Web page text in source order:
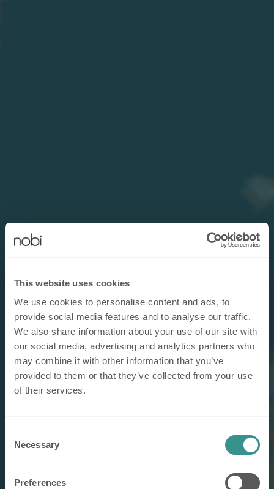
This website uses cookies
We use cookies to personalise content and ads, to
provide social media features and to analyse our traffic.
We also share information about your use of our site with
our social media, advertising and analytics partners who
may combine it with other information that you’ve
provided to them or that they’ve collected from your use
of their services.
Selection
Necessary
Preferences